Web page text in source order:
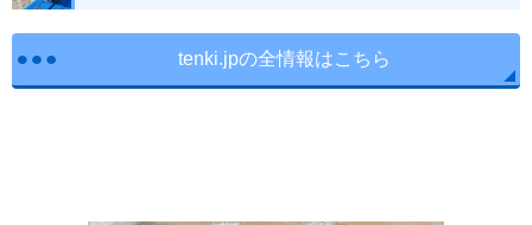
tenki.jpの全情報はこちら